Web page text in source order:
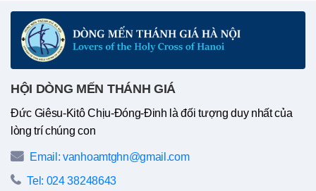
HỘI DÒNG MẾN THÁNH GIÁ
Đức Giêsu-Kitô Chịu-Đóng-Đinh là đối tượng duy nhất của
lòng trí chúng con
Email: vanhoamtghn@gmail.com
Tel: 024 38248643